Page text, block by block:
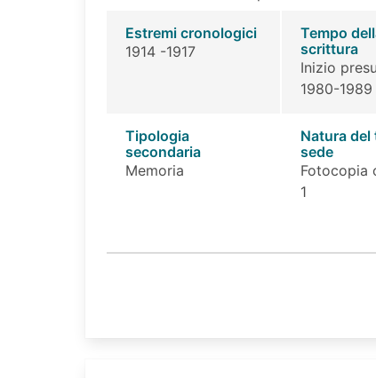
Estremi cronologici
1914 -1917
Tempo
scrittura
Inizio
1980-1989
Tipologia
secondaria
Memoria
Natura del
sede
Fotocopia
1